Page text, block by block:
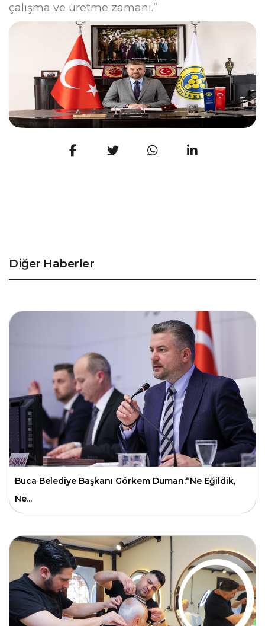
çalışma ve üretme zamanı.”
Diğer Haberler
Buca Belediye Başkanı Görkem Duman:“Ne Eğildik,
Ne...